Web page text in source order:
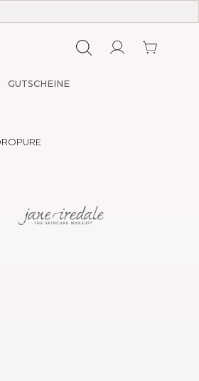
GUTSCHEINE